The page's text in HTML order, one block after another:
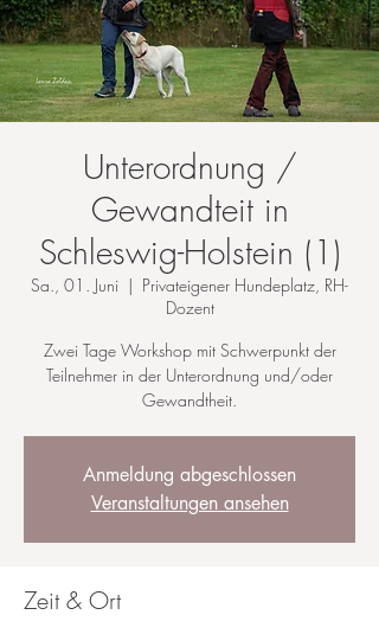
Unterordnung /
Gewandteit in
Schleswig-Holstein (1)
Sa., 01. Juni
  |
Privateigener Hundeplatz, RH-
Dozent
Zwei Tage Workshop mit Schwerpunkt der
Teilnehmer in der Unterordnung und/oder
Anmeldung abgeschlossen
Veranstaltungen ansehen
Zeit & Ort